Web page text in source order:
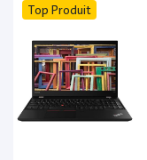
Top Produit